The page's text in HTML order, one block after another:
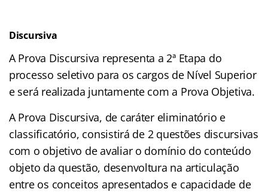
Discursiva
A Prova Discursiva representa a 2ª Etapa do
processo seletivo para os cargos de Nível Superior
e será realizada juntamente com a Prova Objetiva.
A Prova Discursiva, de caráter eliminatório e
classificatório, consistirá de 2 questões discursivas
com o objetivo de avaliar o domínio do conteúdo
objeto da questão, desenvoltura na articulação
entre os conceitos apresentados e capacidade de